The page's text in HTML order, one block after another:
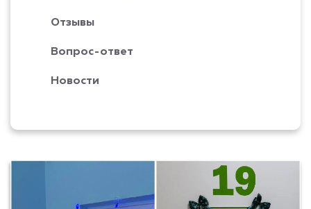
Отзывы
Вопрос-ответ
Новости